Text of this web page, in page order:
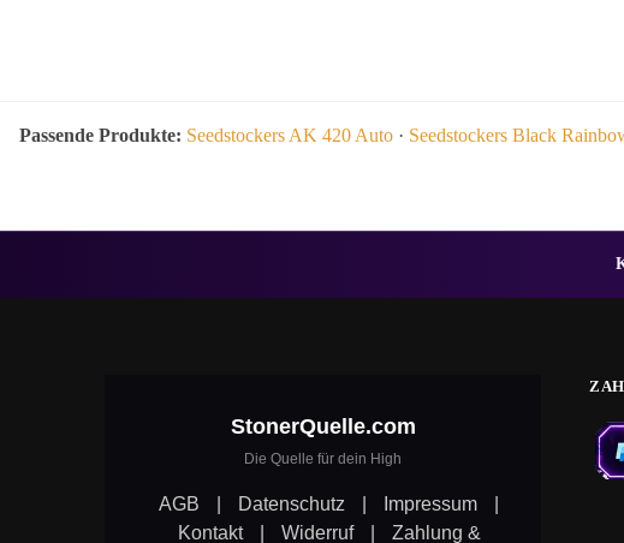
Passende Produkte: Seedstockers AK 420 Auto · Seedstockers Black
StonerQuelle.com
Die Quelle für dein High
AGB Datenschutz Impressum
Kontakt
Widerruf Zahlung &